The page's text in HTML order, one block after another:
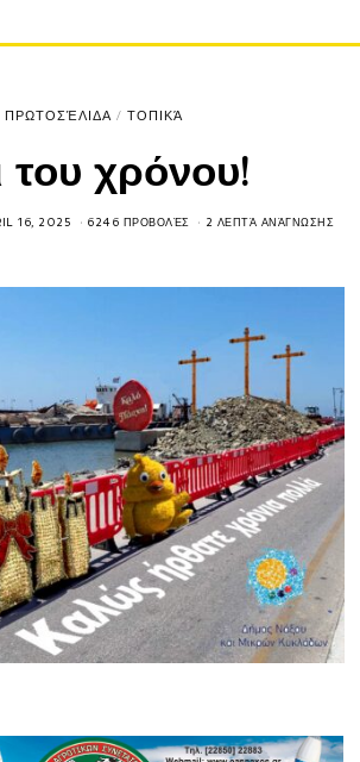
ΠΡΩΤΟΣΈΛΙΔΑ / ΤΟΠΙΚΆ
του χρόνου!
16, 2025 6246 ΠΡΟΒΟΛΈΣ 2 ΛΕΠΤΆ ΑΝΆΓΝΩΣΗΣ